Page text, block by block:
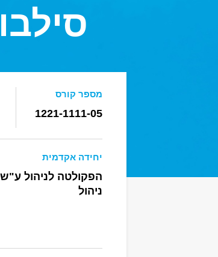
מספר קורס
1221-1111-05
יחידה אקדמית
הפקולטה לניהול
ניהול